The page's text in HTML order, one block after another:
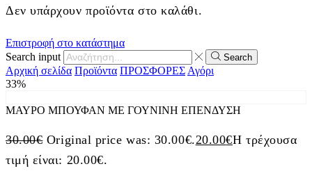
Δεν υπάρχουν προϊόντα στο καλάθι.
Επιστροφή στο κατάστημα
Search input
Search
Αρχική σελίδα Προϊόντα ΠΡΟΣΦΟΡΕΣΑγόρι
33%
ΜΑΥΡΟ ΜΠΟΥΦΑΝ ΜΕ ΓΟΥΝΙΝΗ ΕΠΕΝΔΥΣΗ
30.00€ Original price was: 30.00€.20.00€Η τρέχουσα
τιμή είναι: 20.00€.